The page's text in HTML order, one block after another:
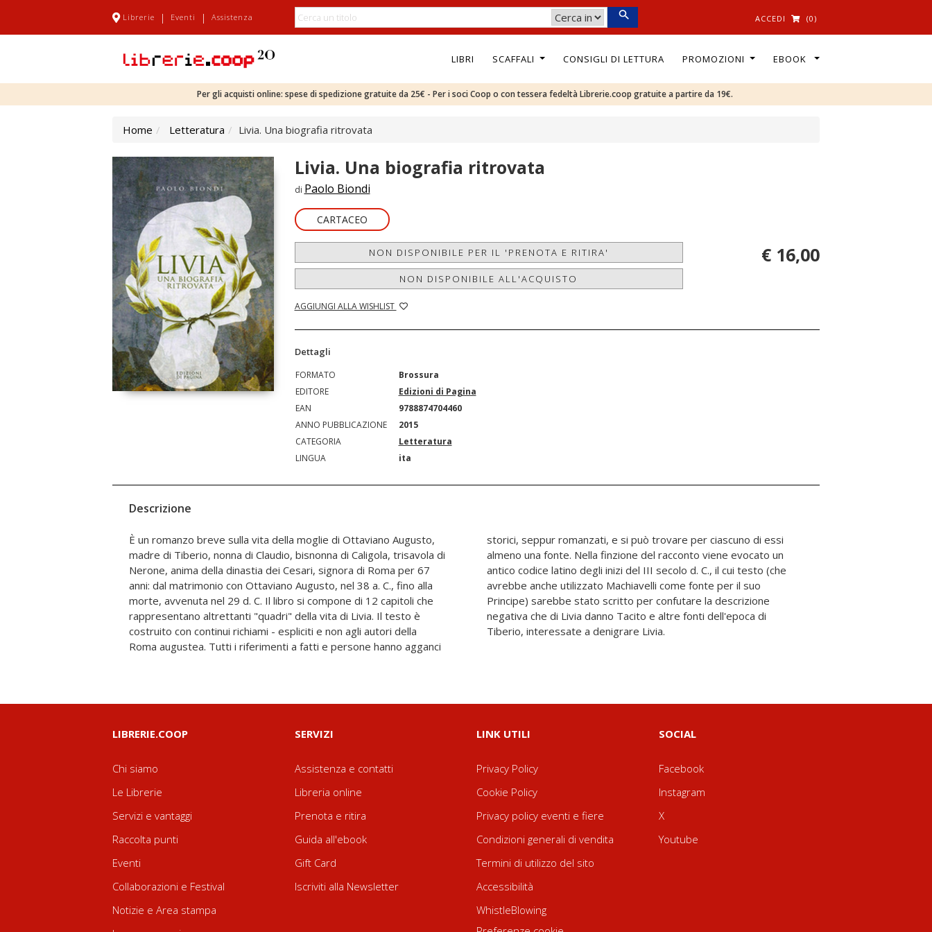
Librerie | Eventi | Assistenza ACCEDI (0)
LIBRI SCAFFALI CONSIGLI DI LETTURA PROMOZIONI EBOOK
Per gli acquisti online: spese di spedizione gratuite da 25€ - Per i soci Coop o con tessera fedeltà Librerie.coop gratuite a partire da 19€.
Home Letteratura Livia. Una biografia ritrovata
Livia. Una biografia ritrovata
di Paolo Biondi
CARTACEO
NON DISPONIBILE PER IL 'PRENOTA E RITIRA'
NON DISPONIBILE ALL'ACQUISTO
AGGIUNGI ALLA WISHLIST
€ 16,00
Dettagli
FORMATO
Brossura
EDITORE
Edizioni di Pagina
EAN
9788874704460
ANNO PUBBLICAZIONE
2015
CATEGORIA
Letteratura
LINGUA
ita
Descrizione
È un romanzo breve sulla vita della moglie di Ottaviano Augusto,
madre di Tiberio, nonna di Claudio, bisnonna di Caligola, trisavola di
Nerone, anima della dinastia dei Cesari, signora di Roma per 67
anni: dal matrimonio con Ottaviano Augusto, nel 38 a. C., fino alla
morte, avvenuta nel 29 d. C. Il libro si compone di 12 capitoli che
rappresentano altrettanti "quadri" della vita di Livia. Il testo è
costruito con continui richiami - espliciti e non agli autori della
Roma augustea. Tutti i riferimenti a fatti e persone hanno agganci
storici, seppur romanzati, e si può trovare per ciascuno di essi
almeno una fonte. Nella finzione del racconto viene evocato un
antico codice latino degli inizi del III secolo d. C., il cui testo (che
avrebbe anche utilizzato Machiavelli come fonte per il suo
Principe) sarebbe stato scritto per confutare la descrizione
negativa che di Livia danno Tacito e altre fonti dell'epoca di
Tiberio, interessate a denigrare Livia.
LIBRERIE.COOP
Chi siamo
Le Librerie
Servizi e vantaggi
Raccolta punti
Eventi
Collaborazioni e Festival
Notizie e Area stampa
SERVIZI
Assistenza e contatti
Libreria online
Prenota e ritira
Guida all'ebook
Gift Card
Iscriviti alla Newsletter
LINK UTILI
Privacy Policy
Cookie Policy
Privacy policy eventi e fiere
Condizioni generali di vendita
Termini di utilizzo del sito
Accessibilità
WhistleBlowing
SOCIAL
Facebook
Instagram
X
Youtube